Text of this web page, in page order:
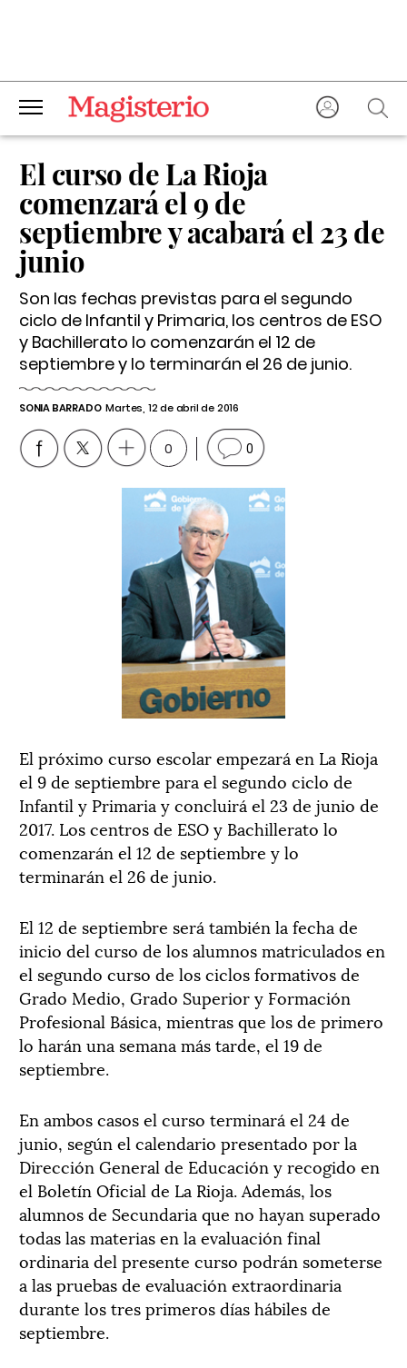
El curso de La Rioja
comenzará el 9 de
septiembre y acabará el 23 de
junio
Son las fechas previstas para el segundo
ciclo de Infantil y Primaria, los centros de ESO
y Bachillerato lo comenzarán el 12 de
septiembre y lo terminarán el 26 de junio.
SONIA BARRADO Martes, 12 de abril de 2016
0 0
El próximo curso escolar empezará en La Rioja
el 9 de septiembre para el segundo ciclo de
Infantil y Primaria y concluirá el 23 de junio de
2017. Los centros de ESO y Bachillerato lo
comenzarán el 12 de septiembre y lo
terminarán el 26 de junio.
El 12 de septiembre será también la fecha de
inicio del curso de los alumnos matriculados en
el segundo curso de los ciclos formativos de
Grado Medio, Grado Superior y Formación
Profesional Básica, mientras que los de primero
lo harán una semana más tarde, el 19 de
septiembre.
En ambos casos el curso terminará el 24 de
junio, según el calendario presentado por la
Dirección General de Educación y recogido en
el Boletín Oficial de La Rioja. Además, los
alumnos de Secundaria que no hayan superado
todas las materias en la evaluación final
ordinaria del presente curso podrán someterse
a las pruebas de evaluación extraordinaria
durante los tres primeros días hábiles de
septiembre.